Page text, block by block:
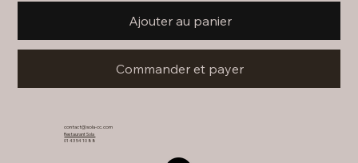
Ajouter au panier
Commander et payer
contact@sola-cc.com
Restaurant Sola
01 43 54 10 88